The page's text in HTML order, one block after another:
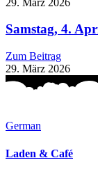
Samstag, 4.
Zum Beitrag
29. März 2026
German
Laden & Café